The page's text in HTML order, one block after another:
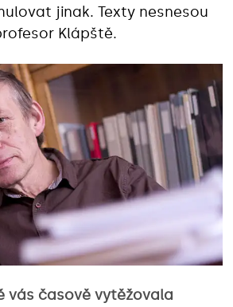
jinak. Texty nesnesou
Klápště.
vás časově vytěžovala